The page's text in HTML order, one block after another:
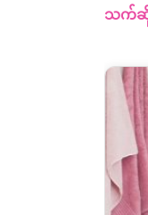
သက်ဆို